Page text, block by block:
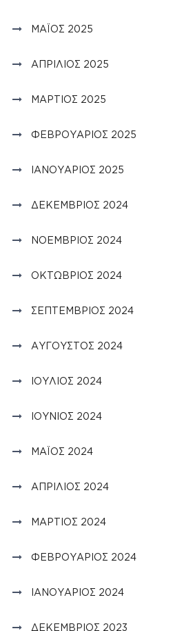
ΜΆΙΟΣ 2025
ΑΠΡΊΛΙΟΣ 2025
ΜΆΡΤΙΟΣ 2025
ΦΕΒΡΟΥΆΡΙΟΣ 2025
ΙΑΝΟΥΆΡΙΟΣ 2025
ΔΕΚΈΜΒΡΙΟΣ 2024
ΝΟΈΜΒΡΙΟΣ 2024
ΟΚΤΏΒΡΙΟΣ 2024
ΣΕΠΤΈΜΒΡΙΟΣ 2024
ΑΎΓΟΥΣΤΟΣ 2024
ΙΟΎΛΙΟΣ 2024
ΙΟΎΝΙΟΣ 2024
ΜΆΙΟΣ 2024
ΑΠΡΊΛΙΟΣ 2024
ΜΆΡΤΙΟΣ 2024
ΦΕΒΡΟΥΆΡΙΟΣ 2024
ΙΑΝΟΥΆΡΙΟΣ 2024
ΔΕΚΈΜΒΡΙΟΣ 2023